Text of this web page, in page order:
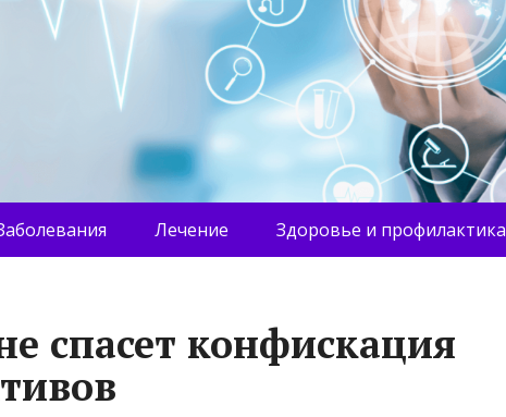
Лечение Здоровье и профилактика
спасет конфискация